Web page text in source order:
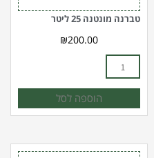
טברנה מונטנה 25 ליטר
₪200.00
הוספה לסל
כמות